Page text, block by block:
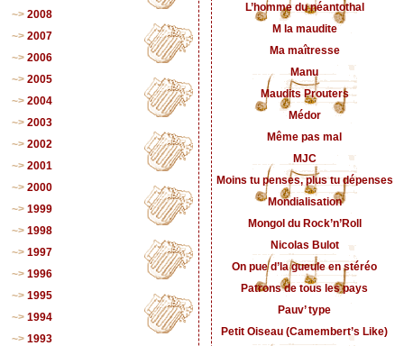
2008
2007
2006
2005
2004
2003
2002
2001
2000
1999
1998
1997
1996
1995
1994
1993
L’homme du néantothal
M la maudite
Ma maîtresse
Manu
Maudits Prouters
Médor
Même pas mal
MJC
Moins tu penses, plus tu dépenses
Mondialisation
Mongol du Rock’n’Roll
Nicolas Bulot
On pue d’la gueule en stéréo
Patrons de tous les pays
Pauv’ type
Petit Oiseau (Camembert’s Like)